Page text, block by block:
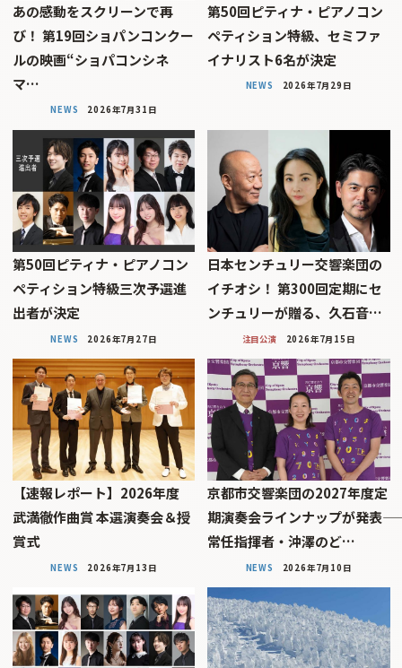
あの感動をスクリーンで再
び！ 第19回ショパンコンクー
ルの映画“ショパコンシネ
マ…
NEWS 2026年7月31日
第50回ピティナ・ピアノコン
ペティション特級、セミファ
イナリスト6名が決定
NEWS 2026年7月29日
第50回ピティナ・ピアノコン
ペティション特級三次予選進
出者が決定
NEWS 2026年7月27日
日本センチュリー交響楽団の
イチオシ！ 第300回定期にセ
ンチュリーが贈る、久石音…
注目公演 2026年7月15日
【速報レポート】2026年度
武満徹作曲賞 本選演奏会＆授
賞式
NEWS 2026年7月13日
京都市交響楽団の2027年度定
期演奏会ラインナップが発表――
常任指揮者・沖澤のど…
NEWS 2026年7月10日